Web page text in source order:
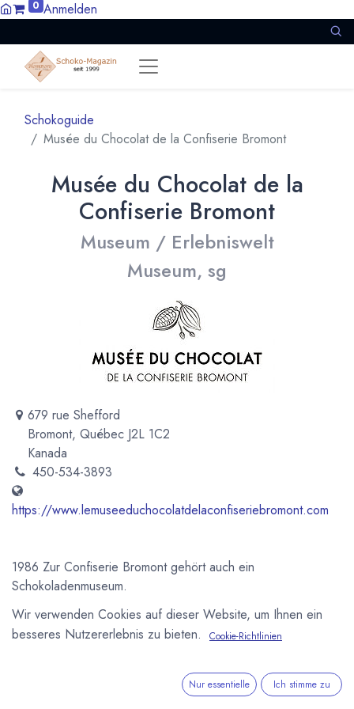
0 Anmelden
Schokoguide
Musée du Chocolat de la Confiserie Bromont
Musée du Chocolat de la
Confiserie Bromont
Museum / Erlebniswelt
Museum, sg
679 rue Shefford
Bromont, Québec J2L 1C2
Kanada
450-534-3893
https://www.lemuseeduchocolatdelaconfiseriebromont.com
1986 Zur Confiserie Bromont gehört auch ein
Schokoladenmuseum.
Newsletter
Abonnieren
Wir verwenden Cookies auf dieser Website, um Ihnen ein
besseres Nutzererlebnis zu bieten.
Cookie-Richtlinien
Nur essentielle Ich stimme zu